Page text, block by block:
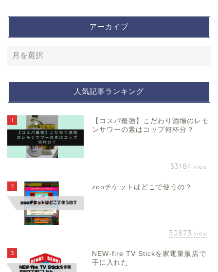
アーカイブ
人気記事ランキング
1
【コスパ最強】こだわり酒場のレモ
ンサワーの素はコップ何杯分？
33184 view
2 zooチケットはどこで使うの？
30873 view
3
NEW-fire TV Stickを家電量販店で
手に入れた